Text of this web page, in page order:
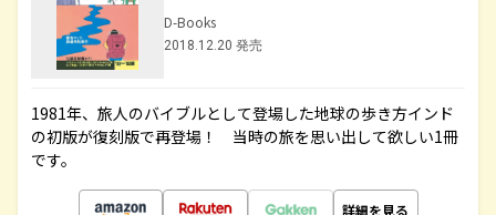
D-Books
2018.12.20 発売
1981年、旅人のバイブルとして登場した地球の歩き方インド
の初版が復刻版で再登場！ 当時の旅を思い出して欲しい1冊
です。
詳細を見る